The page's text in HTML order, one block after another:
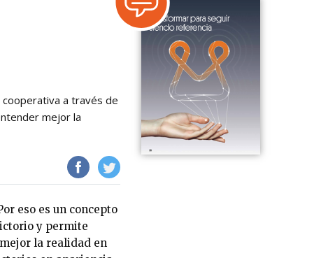
a través de
mejor la
eso es un concepto
y permite
la realidad en